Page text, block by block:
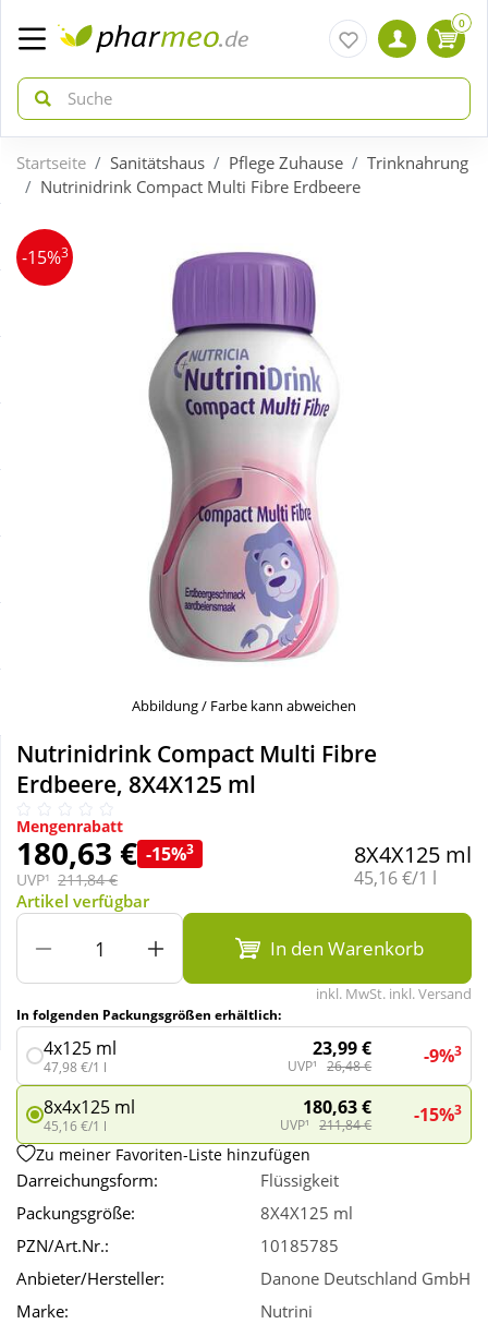
zurück
ÜBERSICHT AKTIONEN
Täglich gut versorgt
zurück
ÜBERSICHT KATEGORIEN
Körperpflege & Kosmetik
Nahrungsergänzung
Natur & Homöopathie
Sanitätshaus
Sport & Fitness
Wellness
0
Startseite Sanitätshaus Pflege Zuhause
Trinknahrung
Nutrinidrink Compact Multi Fibre Erdbeere
-15%3
Abbildung / Farbe kann abweichen
Nutrinidrink Compact Multi Fibre
Erdbeere, 8X4X125 ml
Mengenrabatt
180,63 € -15%3
UVP¹ 211,84 €
8X4X125 ml
Grundpreis:
45,16 €/1 l
Artikel verfügbar
In den Warenkorb
inkl. MwSt. inkl. Versand
In folgenden Packungsgrößen erhältlich:
4x125 ml
47,98 €/1 l
23,99 €
UVP¹ 26,48 € -9%3
8x4x125 ml
45,16 €/1 l
180,63 €
UVP¹ 211,84 € -15%3
Zu meiner Favoriten-Liste hinzufügen
Darreichungsform:
Flüssigkeit
Packungsgröße:
8X4X125 ml
PZN/Art.Nr.:
10185785
Anbieter/Hersteller:
Danone Deutschland GmbH
Marke:
Nutrini